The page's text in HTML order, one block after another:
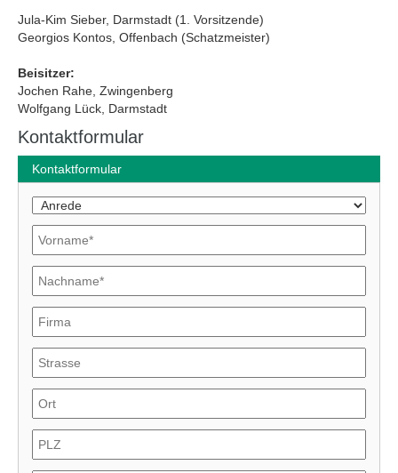
Jula-Kim Sieber, Darmstadt (1. Vorsitzende)
Georgios Kontos, Offenbach (Schatzmeister)
Beisitzer:
Jochen Rahe, Zwingenberg
Wolfgang Lück, Darmstadt
Kontaktformular
Kontaktformular